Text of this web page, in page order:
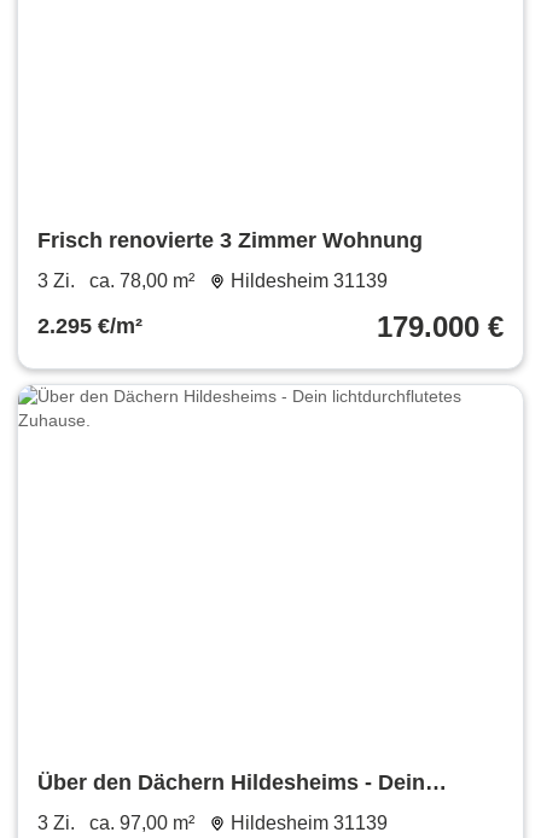
Frisch renovierte 3 Zimmer Wohnung
3 Zi. ca. 78,00 m² Hildesheim 31139
2.295 €/m² 179.000 €
Über den Dächern Hildesheims - Dein
lichtdurchflutetes Zuhause.
3 Zi. ca. 97,00 m² Hildesheim 31139